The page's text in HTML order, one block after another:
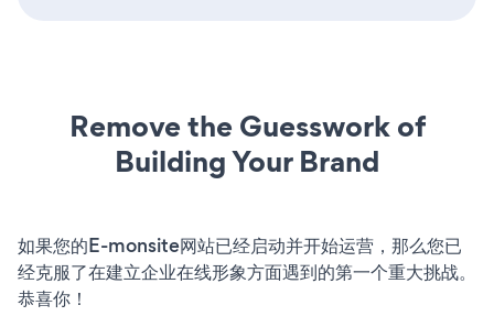
Remove the Guesswork of
Building Your Brand
如果您的E-monsite网站已经启动并开始运营，那么您已
经克服了在建立企业在线形象方面遇到的第一个重大挑战。
恭喜你！